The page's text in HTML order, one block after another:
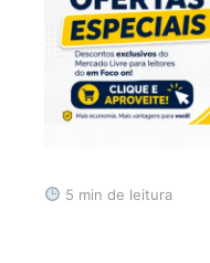
5 min de leitura